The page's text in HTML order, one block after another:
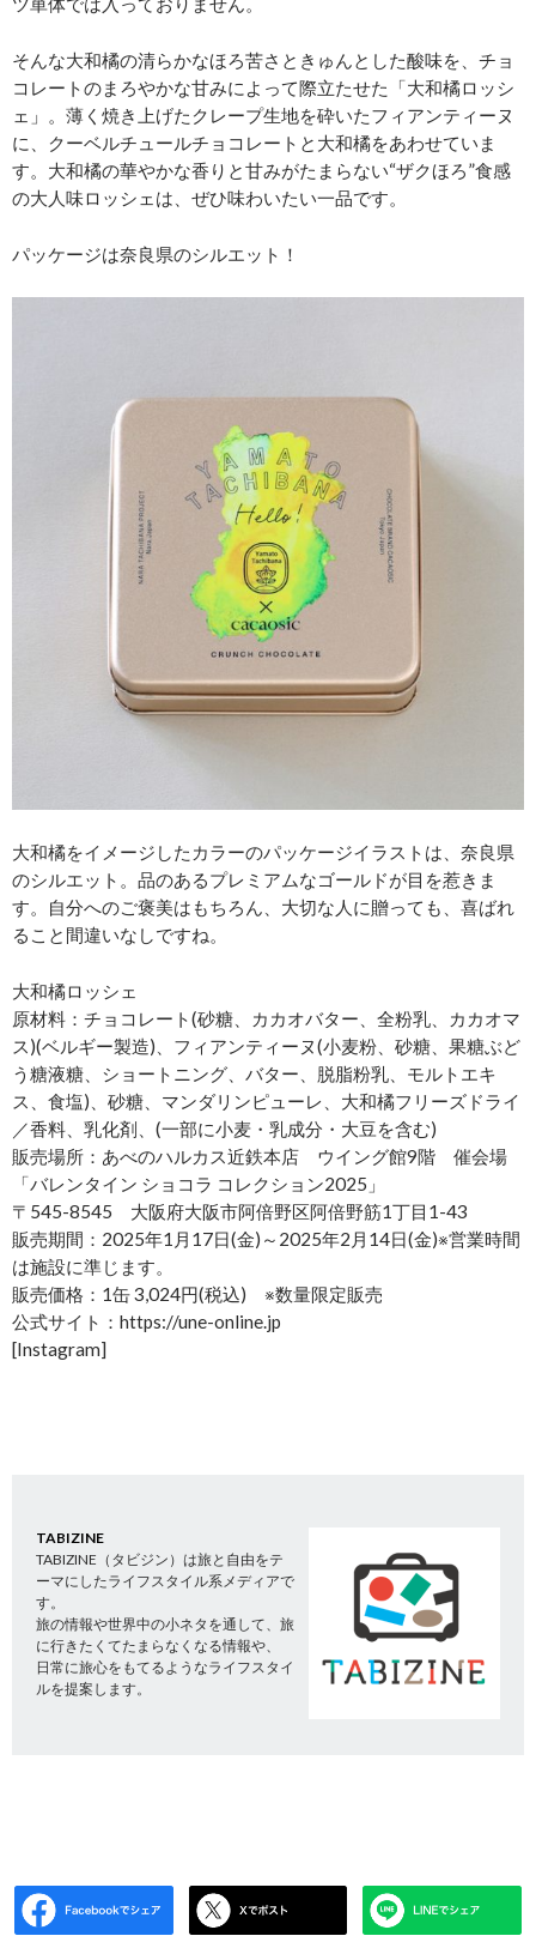
そんな大和橘の清らかなほろ苦さときゅんとした酸味を、チョ
コレートのまろやかな甘みによって際立たせた「大和橘ロッシ
ェ」。薄く焼き上げたクレープ生地を砕いたフィアンティーヌ
に、クーベルチュールチョコレートと大和橘をあわせていま
す。大和橘の華やかな香りと甘みがたまらない“ザクほろ”食感
の大人味ロッシェは、ぜひ味わいたい一品です。
パッケージは奈良県のシルエット！
大和橘をイメージしたカラーのパッケージイラストは、奈良県
のシルエット。品のあるプレミアムなゴールドが目を惹きま
す。自分へのご褒美はもちろん、大切な人に贈っても、喜ばれ
ること間違いなしですね。
大和橘ロッシェ
原材料：チョコレート(砂糖、カカオバター、全粉乳、カカオマ
ス)(ベルギー製造)、フィアンティーヌ(小麦粉、砂糖、果糖ぶど
う糖液糖、ショートニング、バター、脱脂粉乳、モルトエキ
ス、食塩)、砂糖、マンダリンピューレ、大和橘フリーズドライ
／香料、乳化剤、(一部に小麦・乳成分・大豆を含む)
販売場所：あべのハルカス近鉄本店 ウイング館9階 催会場
「バレンタイン ショコラ コレクション2025」
〒545-8545 大阪府大阪市阿倍野区阿倍野筋1丁目1-43
販売期間：2025年1月17日(金)～2025年2月14日(金)※営業時間
は施設に準じます。
販売価格：1缶 3,024円(税込) ※数量限定販売
公式サイト：https://une-online.jp
[Instagram]
TABIZINE
TABIZINE（タビジン）は旅と自由をテ
ーマにしたライフスタイル系メディアで
す。
旅の情報や世界中の小ネタを通して、旅
に行きたくてたまらなくなる情報や、
日常に旅心をもてるようなライフスタイ
ルを提案します。